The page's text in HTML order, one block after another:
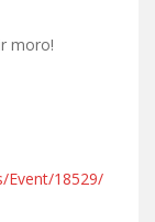
moro!
Event/18529/